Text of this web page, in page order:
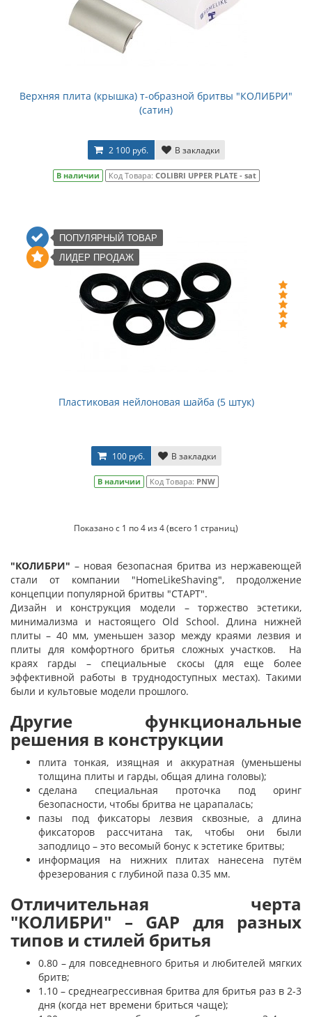
Верхняя плита (крышка) т-образной бритвы "КОЛИБРИ"
(сатин)
2 100 руб. В закладки
В наличии Код Товара: COLIBRI UPPER PLATE - sat
ПОПУЛЯРНЫЙ ТОВАР
ЛИДЕР ПРОДАЖ
Пластиковая нейлоновая шайба (5 штук)
100 руб. В закладки
В наличии Код Товара: PNW
Показано с 1 по 4 из 4 (всего 1 страниц)
"КОЛИБРИ"– новая безопасная бритва из нержавеющей
стали от компании "HomeLikeShaving", продолжение
концепции популярной бритвы "СТАРТ".
Дизайн и конструкция модели – торжество эстетики,
минимализма и настоящего Old School. Длина нижней
плиты – 40 мм, уменьшен зазор между краями лезвия и
плиты для комфортного бритья сложных участков. На
краях гарды – специальные скосы (для еще более
эффективной работы в труднодоступных местах). Такими
были и культовые модели прошлого.
Другие функциональные
решения в конструкции
плита тонкая, изящная и аккуратная (уменьшены
толщина плиты и гарды, общая длина головы);
сделана специальная проточка под оринг
безопасности, чтобы бритва не царапалась;
пазы под фиксаторы лезвия сквозные, а длина
фиксаторов рассчитана так, чтобы они были
заподлицо – это весомый бонус к эстетике бритвы;
информация на нижних плитах нанесена путём
фрезерования с глубиной паза 0.35 мм.
Отличительная черта
"КОЛИБРИ" – GAP для разных
типов и стилей бритья
0.80 – для повседневного бритья и любителей мягких
бритв;
1.10 – среднеагрессивная бритва для бритья раз в 2-3
дня (когда нет времени бриться чаще);